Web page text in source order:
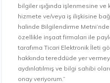
bilgiler ışığında işlenmesine ve
hizmete ve/veya iş ilişkisine
halinde Bilgilendirme
özellikle inşaat firmaları ile
tarafıma Ticari Elektronik İleti
hakkında tereddüde yer
aydınlatılmış ve bilgi sahibi
onay veriyorum.”